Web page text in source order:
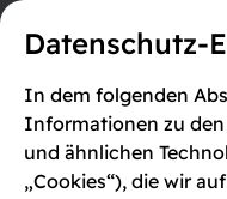
Datenschutz-
In dem folgenden
Informationen zu
und ähnlichen
„Cookies“), die wir